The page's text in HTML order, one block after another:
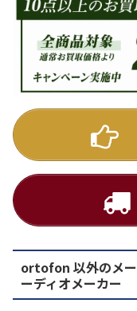
買取価格
PMA-
買取価格
ortofon 以外のメー
ーディオメーカー